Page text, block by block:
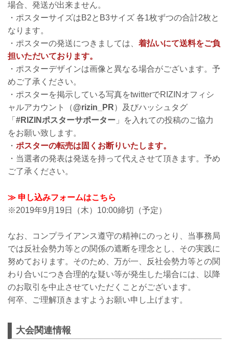
場合、発送が出来ません。
・ポスターサイズはB2とB3サイズ 各1枚ずつの合計2枚と
なります。
・ポスターの発送につきましては、 着払いにて送料をご負
担いただいております。
・ポスターデザインは画像と異なる場合がございます。予
めご了承ください。
・ポスターを掲示している写真をtwitterでRIZINオフィシ
ャルアカウント（@rizin_PR）及びハッシュタグ
「 #RIZINポスターサポーター 」を入れての投稿のご協力
をお願い致します。
・ ポスターの転売は固くお断りいたします。
・当選者の発表は発送を持って代えさせて頂きます。予め
ご了承ください。
≫ 申し込みフォームはこちら
※2019年9月19日（木）10:00締切（予定）
なお、コンプライアンス遵守の精神にのっとり、当事務局
では反社会勢力等との関係の遮断を理念とし、その実践に
努めております。そのため、万が一、反社会勢力等との関
わり合いにつき合理的な疑い等が発生した場合には、以降
のお取引を中止させていただくことがございます。
何卒、ご理解頂きますようお願い申し上げます。
大会関連情報